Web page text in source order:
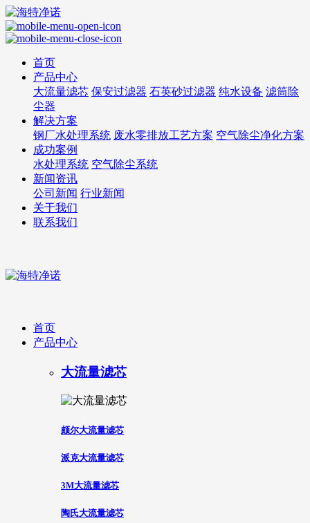
首页
产品中心
大流量滤芯 保安过滤器 石英砂过滤器 纯水设备 滤筒除
尘器
解决方案
钢厂水处理系统 废水零排放工艺方案 空气除尘净化方案
成功案例
水处理系统 空气除尘系统
新闻资讯
公司新闻 行业新闻
关于我们
联系我们
首页
产品中心
大流量滤芯
颇尔大流量滤芯
派克大流量滤芯
3M大流量滤芯
陶氏大流量滤芯